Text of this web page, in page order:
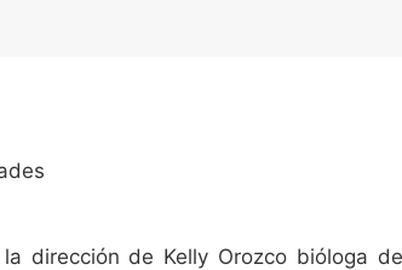
dirección de Kelly Orozco bióloga